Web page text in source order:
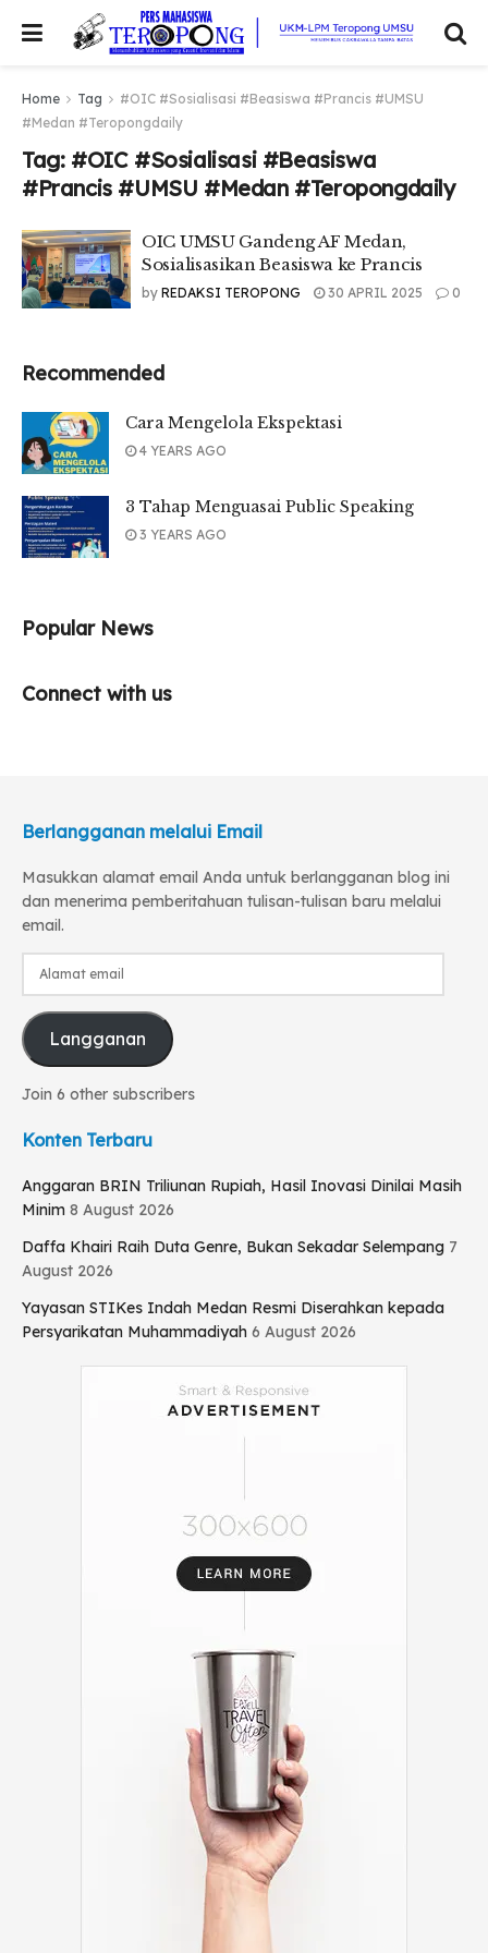
Home Tag
#OIC #Sosialisasi #Beasiswa #Prancis #UMSU
#Medan #Teropongdaily
Tag: #OIC #Sosialisasi #Beasiswa
#Prancis #UMSU #Medan #Teropongdaily
OIC UMSU Gandeng AF Medan,
Sosialisasikan Beasiswa ke Prancis
by REDAKSI TEROPONG 30 APRIL 2025 0
Recommended
Cara Mengelola Ekspektasi
4 YEARS AGO
3 Tahap Menguasai Public Speaking
3 YEARS AGO
Popular News
Connect with us
Berlangganan melalui Email
Masukkan alamat email Anda untuk berlangganan blog ini
dan menerima pemberitahuan tulisan-tulisan baru melalui
email.
Alamat
Langganan
Join 6 other subscribers
Konten Terbaru
Anggaran BRIN Triliunan Rupiah, Hasil Inovasi Dinilai Masih
Minim 8 August 2026
Daffa Khairi Raih Duta Genre, Bukan Sekadar Selempang 7
August 2026
Yayasan STIKes Indah Medan Resmi Diserahkan kepada
Persyarikatan Muhammadiyah 6 August 2026